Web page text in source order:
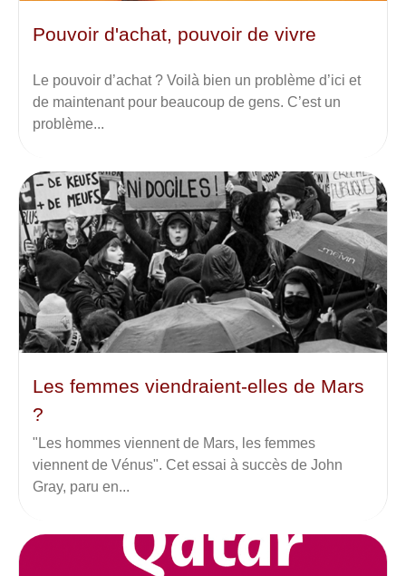
Pouvoir d'achat, pouvoir de vivre
Le pouvoir d’achat ? Voilà bien un problème d’ici et
de maintenant pour beaucoup de gens. C’est un
problème...
Les femmes viendraient-elles de Mars
?
"Les hommes viennent de Mars, les femmes
viennent de Vénus". Cet essai à succès de John
Gray, paru en...